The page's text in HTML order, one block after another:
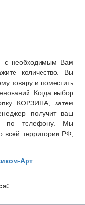
с необходимым Вам
количество. Вы
товару и поместить
Когда выбор
КОРЗИНА, затем
получит ваш
по телефону. Мы
всей территории РФ,
Арт